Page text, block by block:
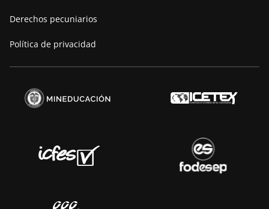
Derechos pecuniarios
Política de privacidad